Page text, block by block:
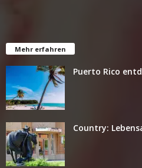
Mehr erfahren
Puerto Rico
Country: